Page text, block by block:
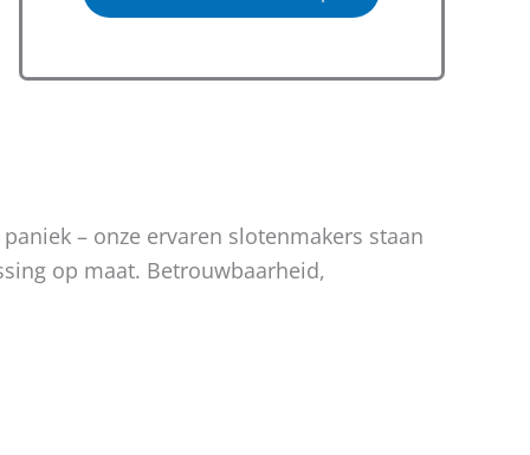
– onze ervaren slotenmakers staan
op maat. Betrouwbaarheid,